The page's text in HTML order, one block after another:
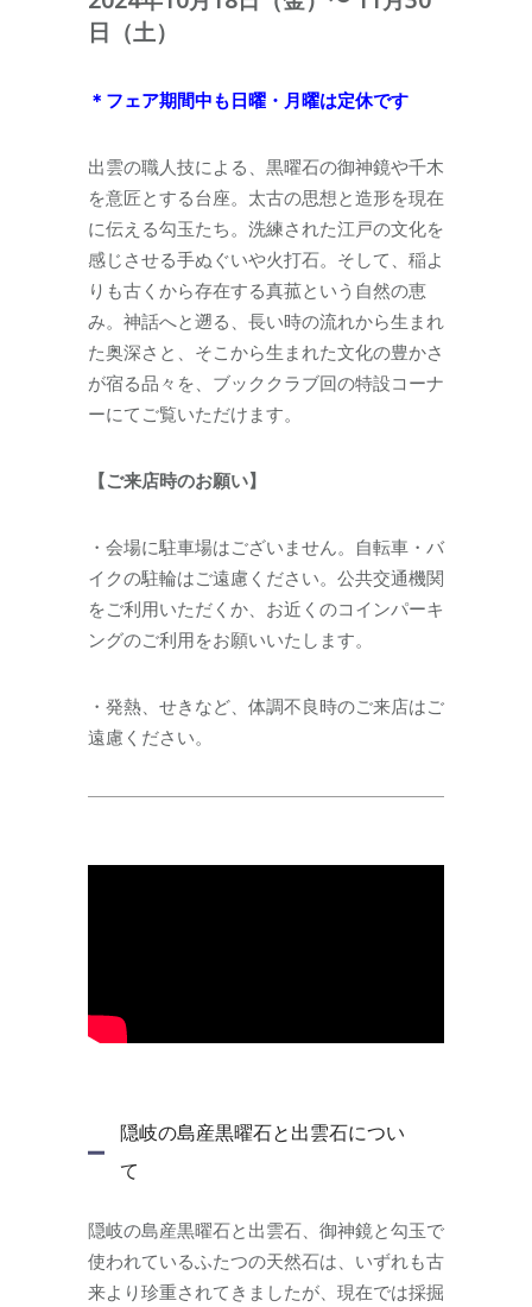
日（土）
＊フェア期間中も日曜・月曜は定休です
出雲の職人技による、黒曜石の御神鏡や千木
を意匠とする台座。太古の思想と造形を現在
に伝える勾玉たち。洗練された江戸の文化を
感じさせる手ぬぐいや火打石。そして、稲よ
りも古くから存在する真菰という自然の恵
み。神話へと遡る、長い時の流れから生まれ
た奥深さと、そこから生まれた文化の豊かさ
が宿る品々を、ブッククラブ回の特設コーナ
ーにてご覧いただけます。
【ご来店時のお願い】
・会場に駐車場はございません。自転車・バ
イクの駐輪はご遠慮ください。公共交通機関
をご利用いただくか、お近くのコインパーキ
ングのご利用をお願いいたします。
・発熱、せきなど、体調不良時のご来店はご
遠慮ください。
隠岐の島産黒曜石と出雲石につい
て
隠岐の島産黒曜石と出雲石、御神鏡と勾玉で
使われているふたつの天然石は、いずれも古
来より珍重されてきましたが、現在では採掘